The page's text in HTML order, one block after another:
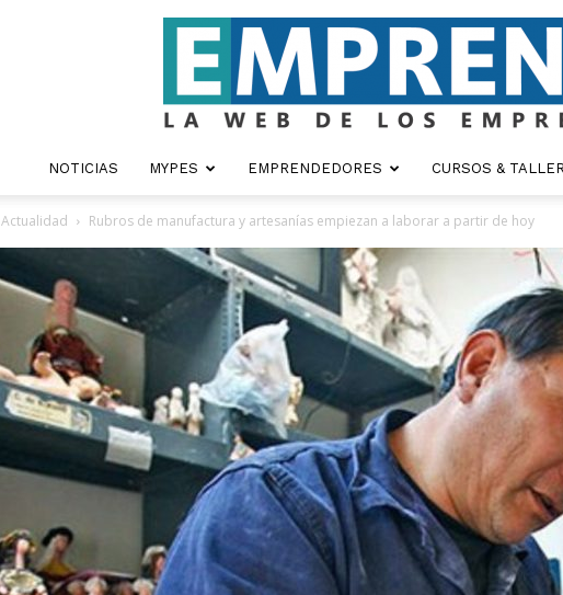
NOTICIAS MYPES EMPRENDEDORES CURSOS &
Actualidad Rubros de manufactura y artesanías empiezan a laborar a partir de hoy